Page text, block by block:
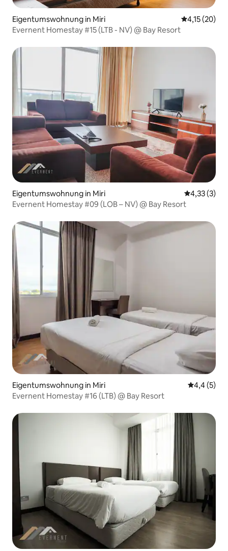
Eigentumswohnung in Miri
4,15 (20)
Evernent Homestay #15 (LTB - NV) @ Bay Resort
Eigentumswohnung in Miri
4,33 (3)
Evernent Homestay #09 (LOB – NV) @ Bay Resort
Eigentumswohnung in Miri
4,4 (5)
Evernent Homestay #16 (LTB) @ Bay Resort